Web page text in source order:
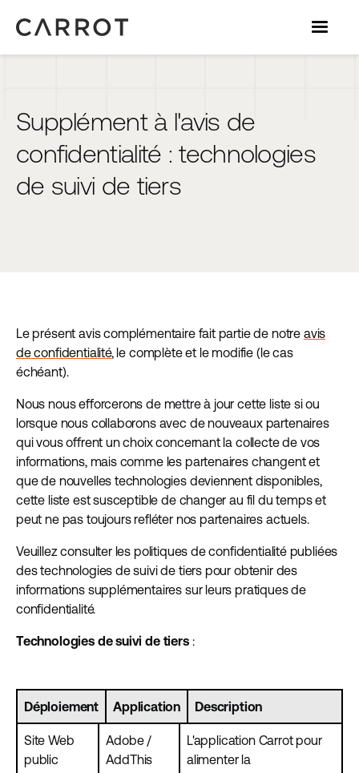
Supplément à l'avis de
confidentialité : technologies
de suivi de tiers
Le présent avis complémentaire fait partie de notre avis
de confidentialité, le complète et le modifie (le cas
échéant).
Nous nous efforcerons de mettre à jour cette liste si ou
lorsque nous collaborons avec de nouveaux partenaires
qui vous offrent un choix concernant la collecte de vos
informations, mais comme les partenaires changent et
que de nouvelles technologies deviennent disponibles,
cette liste est susceptible de changer au fil du temps et
peut ne pas toujours refléter nos partenaires actuels.
Veuillez consulter les politiques de confidentialité publiées
des technologies de suivi de tiers pour obtenir des
informations supplémentaires sur leurs pratiques de
confidentialité.
Technologies de suivi de tiers:
Déploiement Application Description
Site Web
public
Adobe /
AddThis
L'application Carrot pour
alimenter la